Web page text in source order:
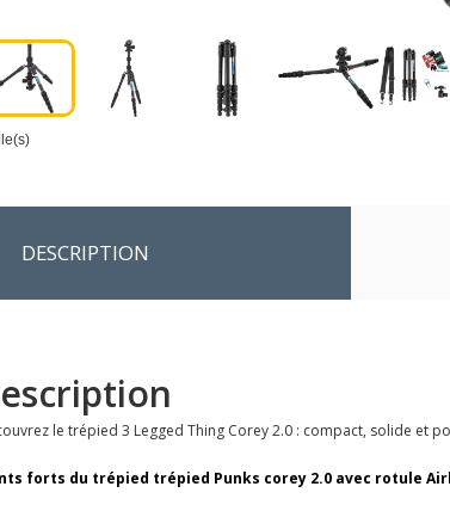
DESCRIPTION
le trépied 3 Legged Thing Corey 2.0 : compact, solide et
forts du trépied trépied Punks corey 2.0 avec rotule